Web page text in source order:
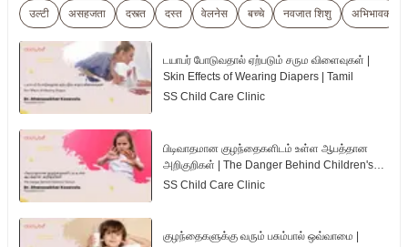
उल्टी असहजता दस्त्त दस्त वेलनेस बच्चे नवजात शिशु अभिभावक
டயாபர் போடுவதால் ஏற்படும் சரும விளைவுகள் |
Skin Effects of Wearing Diapers | Tamil
SS Child Care Clinic
பிடிவாதமான குழந்தைகளிடம் உள்ள ஆபத்தான
அறிகுறிகள் | The Danger Behind Children's
Tantrum | Tamil
SS Child Care Clinic
குழந்தைகளுக்கு வரும் பசும்பால் ஒவ்வாமை |